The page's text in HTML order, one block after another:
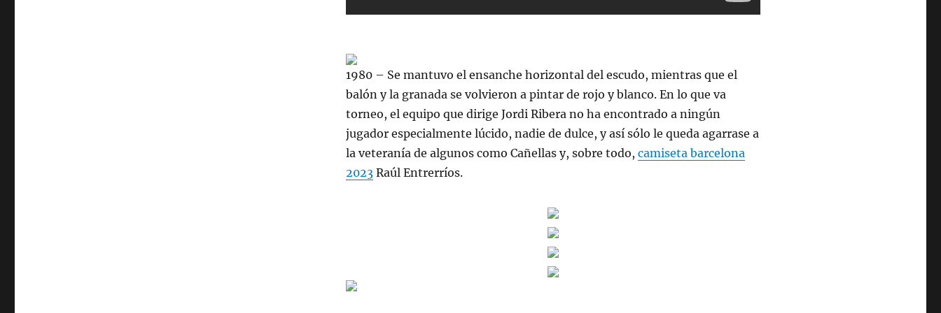
1980 – Se mantuvo el ensanche horizontal del escudo, mientras que el
balón y la granada se volvieron a pintar de rojo y blanco. En lo que va
torneo, el equipo que dirige Jordi Ribera no ha encontrado a ningún
jugador especialmente lúcido, nadie de dulce, y así sólo le queda agarrase a
la veteranía de algunos como Cañellas y, sobre todo,camiseta barcelona
2023 Raúl Entrerríos.